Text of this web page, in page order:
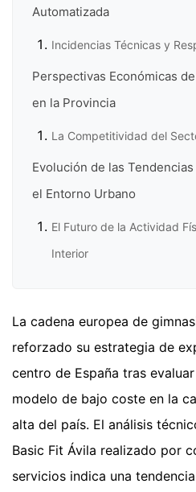
Automatizada
Incidencias Técnicas y
Perspectivas Económicas
en la Provincia
La Competitividad del
Evolución de las
el Entorno Urbano
El Futuro de la Actividad
Interior
La cadena europea de
reforzado su estrategia de
centro de España tras
modelo de bajo coste en la
alta del país. El análisis
Basic Fit Ávila realizado por
servicios indica una